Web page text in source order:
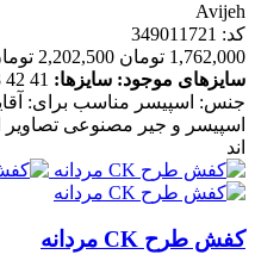
Avijeh
کد: 349011721
1,762,000 تومان
2,202,500 تومان
سایزهای موجود: سایزها: 41
42
جنس: اسپیسر مناسب برای:
اسپیسر و جیر مصنوعی
اند
کفش طرح CK مردانه